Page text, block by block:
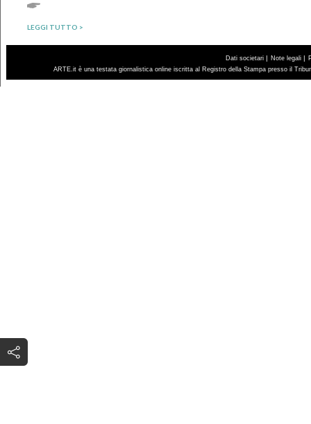
LEGGI TUTTO >
Dati societari | Note legali |
ARTE.it è una testata giornalistica online iscritta al Registro della Stampa presso il